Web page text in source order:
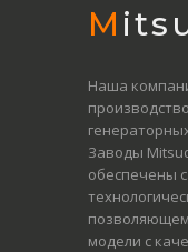
Наша
Заводы
обеспечены
модели с